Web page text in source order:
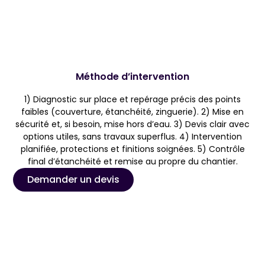
Méthode d’intervention
1) Diagnostic sur place et repérage précis des points
faibles (couverture, étanchéité, zinguerie). 2) Mise en
sécurité et, si besoin, mise hors d’eau. 3) Devis clair avec
options utiles, sans travaux superflus. 4) Intervention
planifiée, protections et finitions soignées. 5) Contrôle
final d’étanchéité et remise au propre du chantier.
Demander un devis